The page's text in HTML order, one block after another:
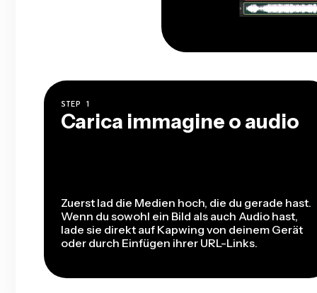
STEP 1
Carica immagine o audio
Zuerst lad die Medien hoch, die du gerade hast.
Wenn du sowohl ein Bild als auch Audio hast,
lade sie direkt auf Kapwing von deinem Gerät
oder durch Einfügen ihrer URL-Links.